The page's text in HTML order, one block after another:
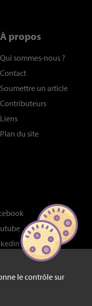
le contrôle sur
À propos
Qui sommes-nous ?
Contact
Soumettre un article
Contributeurs
Liens
Plan du site